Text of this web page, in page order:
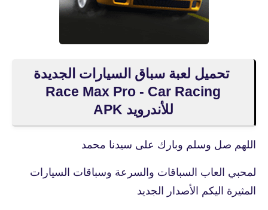
تحميل لعبة سباق السيارات الجديدة
Race Max Pro - Car Racing
للأندرويد APK
اللهم صل وسلم وبارك على سيدنا محمد
لمحبي العاب السباقات والسرعة وسباقات السيارات
المثيرة اليكم الأصدار الجديد